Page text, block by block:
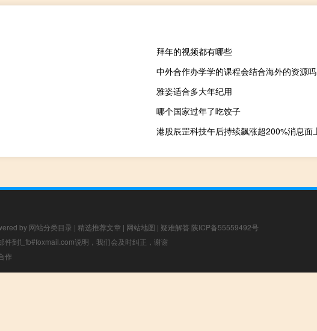
拜年的视频都有哪些
中外合作办学学的课程会结合海外的资源吗
雅姿适合多大年纪用
哪个国家过年了吃饺子
by 网站分类目录 | 精选推荐文章 | 网站地图 | 疑难解答 陕ICP备55559492号
到f_fb#foxmail.com说明，我们会及时纠正，谢谢
作